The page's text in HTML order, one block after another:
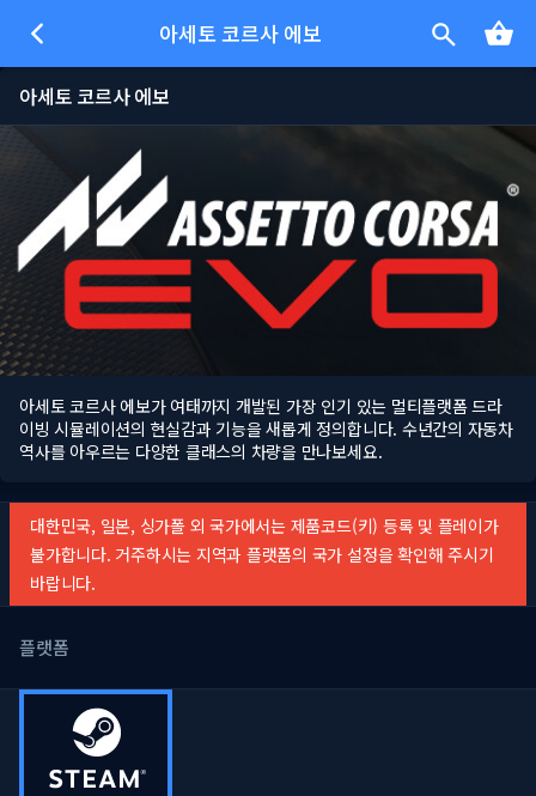
아세토 코르사 에보
아세토 코르사 에보
아세토 코르사 에보가 여태까지 개발된 가장 인기 있는 멀티플랫폼 드라
이빙 시뮬레이션의 현실감과 기능을 새롭게 정의합니다. 수년간의 자동차
역사를 아우르는 다양한 클래스의 차량을 만나보세요.
대한민국, 일본, 싱가폴 외 국가에서는 제품코드(키) 등록 및 플레이가
불가합니다. 거주하시는 지역과 플랫폼의 국가 설정을 확인해 주시기
바랍니다.
플랫폼